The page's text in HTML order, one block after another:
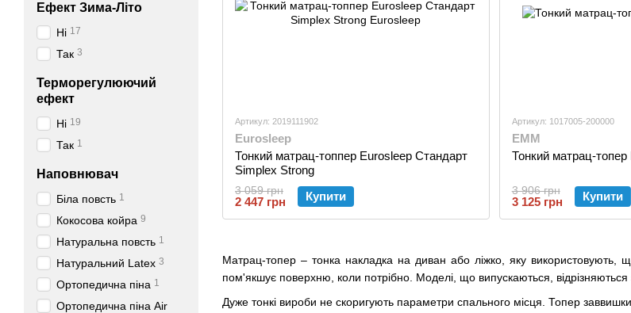
Матрац-топер – тонка накладка на диван або ліжко, яку використовують,
пом'якшує поверхню, коли потрібно. Моделі, що випускаються,
Дуже тонкі вироби не скоригують параметри спального місця. Топер
Артикул: 2019111902
Eurosleep
Тонкий матрац-топпер Eurosleep Стандарт
Simplex Strong
3 059 грн
2 447 грн Купити
Артикул: 1017005-200000
EMM
Тонкий матрац-
3 906 грн
3 125 грн Купити
Ефект Зима-Літо
Ні 17
Так 3
Терморегулюючий
ефект
Ні 19
Так 1
Наповнювач
Біла повсть 1
Кокосова койра 9
Натуральна повсть 1
Натуральний Latex 3
Ортопедична піна 1
Ортопедична піна Air